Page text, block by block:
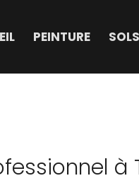
PEINTURE SOLS
à